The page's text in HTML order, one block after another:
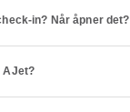
in? Når åpner det?
AJet?